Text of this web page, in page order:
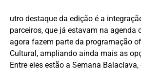
utro destaque da edição é a
parceiros, que já estavam na agenda
agora fazem parte da programação
Cultural, ampliando ainda mais as
Entre eles estão a Semana Balaclava,